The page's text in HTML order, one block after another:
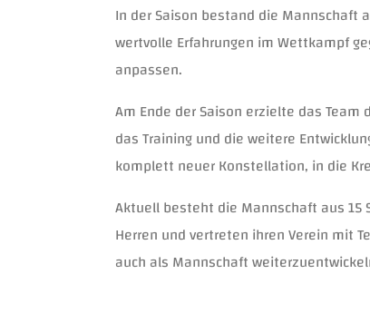
In der Saison bestand die Mannschaft
wertvolle Erfahrungen im Wettkampf
anpassen.
Am Ende der Saison erzielte das
das Training und die weitere
komplett neuer Konstellation, in die
Aktuell besteht die Mannschaft aus 15
Herren und vertreten ihren Verein mit
auch als Mannschaft